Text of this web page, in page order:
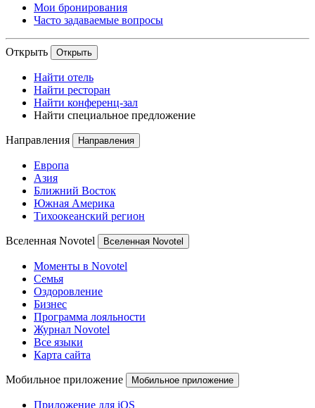
Мои бронирования
Часто задаваемые вопросы
Открыть Открыть
Найти отель
Найти ресторан
Найти конференц-зал
Найти специальное предложение
Направления Направления
Европа
Азия
Ближний Восток
Южная Америка
Тихоокеанский регион
Вселенная Novotel Вселенная Novotel
Моменты в Novotel
Семья
Оздоровление
Бизнес
Программа лояльности
Журнал Novotel
Все языки
Карта сайта
Мобильное приложение Мобильное приложение
Приложение для iOS